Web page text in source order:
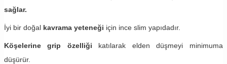
sağlar.
İyi bir doğal kavrama yeteneği için ince slim yapıdadır.
Köşelerine grip özelliği katılarak elden düşmeyi minimuma
düşürür.